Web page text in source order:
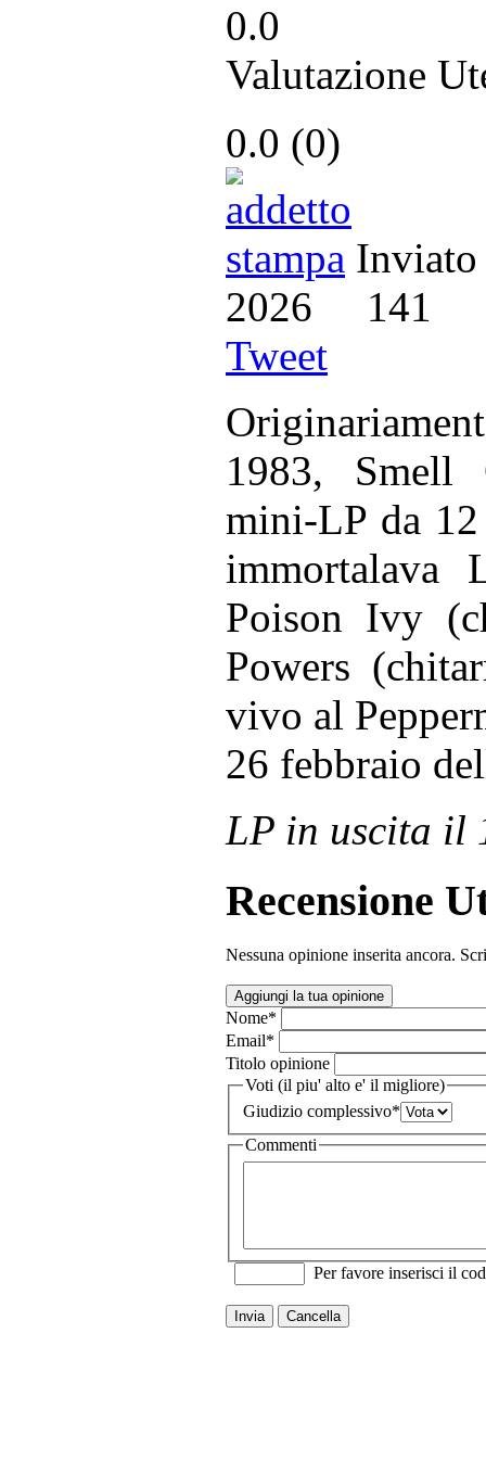
0.0
Valutazione
0.0 (0)
2026 141
Tweet
1983, Smell
mini-LP da
immortalava
Poison Ivy
Powers
vivo al
26 febbraio
LP in uscita il
Recensione
Nessuna opinione inserita ancora.
Aggiungi la tua opinione
Nome*
Email*
Titolo opinione
Voti (il piu' alto e' il migliore)
Giudizio complessivo*
Commenti
Per favore inserisci il
Invia Cancella